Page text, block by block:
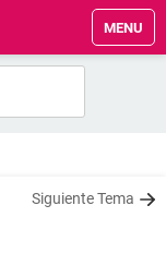
MENU
Siguiente Tema